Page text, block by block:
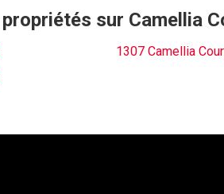
sur Camellia
1307 Camellia